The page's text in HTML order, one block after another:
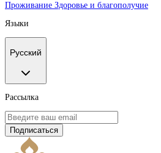
Проживание Здоровье и благополучие
Языки
Русский
Рассылка
Подписаться